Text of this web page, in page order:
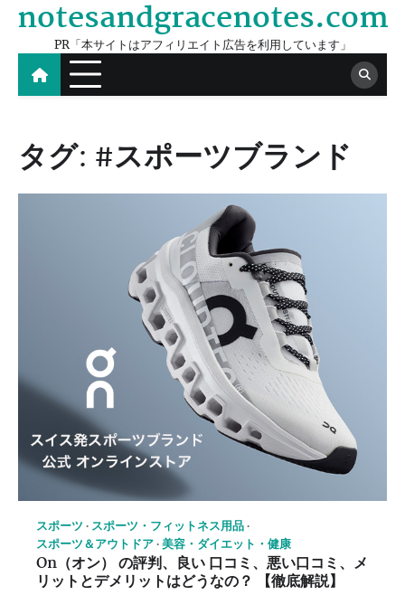
Skip
content
notesandgracenotes.com
PR「本サイトはアフィリエイト広告を利用しています」
タグ: #スポーツブランド
スポーツ
スポーツ・フィットネス用品
スポーツ＆アウトドア 美容・ダイエット・健康
On（オン） の評判、良い 口コミ、悪い口コミ、メ
リットとデメリットはどうなの？ 【徹底解説】